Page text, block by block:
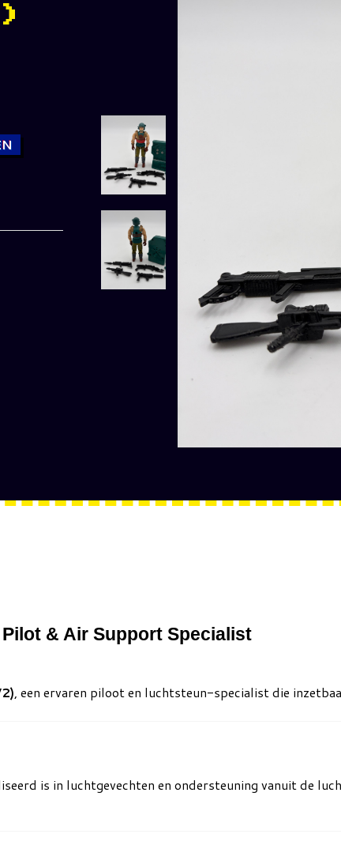
& Air Support Specialist
, een ervaren piloot en luchtsteun-specialist die
is in luchtgevechten en ondersteuning vanuit de